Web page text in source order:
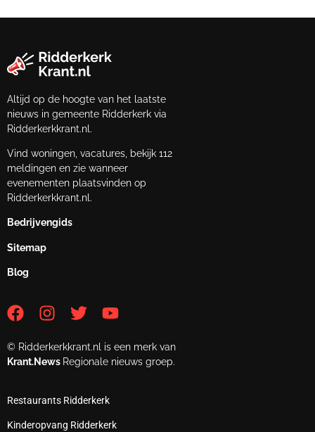
Altijd op de hoogte van het laatste
nieuws in gemeente Ridderkerk via
Ridderkerkkrant.nl.
Vind woningen, vacatures, bekijk 112
meldingen en zie wanneer
evenementen plaatsvinden op
Ridderkerkkrant.nl.
Bedrijvengids
Sitemap
Blog
© Ridderkerkkrant.nl is een merk van
Krant.News Regionale nieuws groep.
Restaurants Ridderkerk
Kinderopvang Ridderkerk